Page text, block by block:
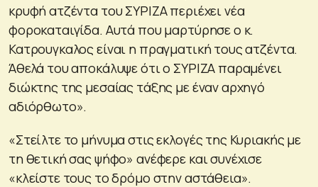
κρυφή ατζέντα του ΣΥΡΙΖΑ περιέχει νέα
φοροκαταιγίδα. Αυτά που μαρτύρησε ο κ.
Κατρουγκαλος είναι η πραγματική τους ατζέντα.
Άθελά του αποκάλυψε ότι ο ΣΥΡΙΖΑ παραμένει
διώκτης της μεσαίας τάξης με έναν αρχηγό
αδιόρθωτο».
«Στείλτε το μήνυμα στις εκλογές της Κυριακής με
τη θετική σας ψήφο» ανέφερε και συνέχισε
«κλείστε τους το δρόμο στην αστάθεια».